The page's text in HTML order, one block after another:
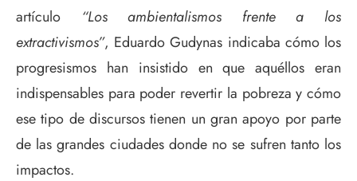
artículo “Los ambientalismos frente a los
extractivismos”, Eduardo Gudynas indicaba cómo los
progresismos han insistido en que aquéllos eran
indispensables para poder revertir la pobreza y cómo
ese tipo de discursos tienen un gran apoyo por parte
de las grandes ciudades donde no se sufren tanto los
impactos.